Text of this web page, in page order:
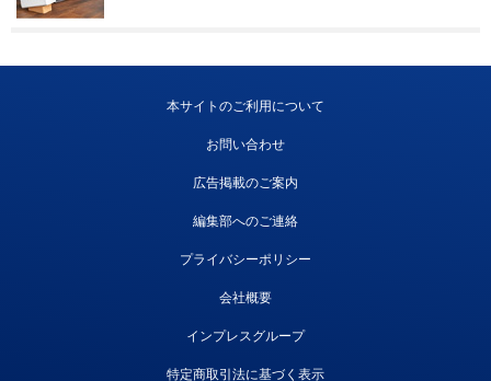
本サイトのご利用について
お問い合わせ
広告掲載のご案内
編集部へのご連絡
プライバシーポリシー
会社概要
インプレスグループ
特定商取引法に基づく表示